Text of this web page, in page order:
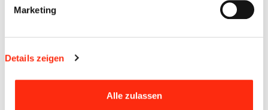
Marketing
Details zeigen
Alle zulassen